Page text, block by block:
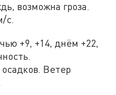
возможна гроза.
с.
+9, +14, днём +22,
Ветер